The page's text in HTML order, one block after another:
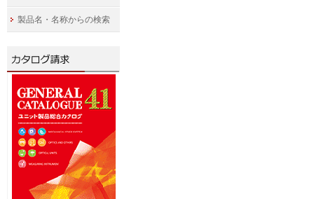
製品名・名称からの検索